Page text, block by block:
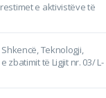
e aktivistëve të
Teknologji,
zbatimit të Ligjit nr. 03/ L-